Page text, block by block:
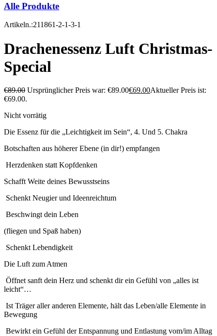
Alle Produkte
Artikeln.:211861-2-1-3-1
Drachenessenz Luft Christmas-
Special
€89.00 Ursprünglicher Preis war: €89.00€69.00Aktueller Preis ist:
€69.00.
Nicht vorrätig
Die Essenz für die „Leichtigkeit im Sein“, 4. Und 5. Chakra
Botschaften aus höherer Ebene (in dir!) empfangen
Herzdenken statt Kopfdenken
Schafft Weite deines Bewusstseins
Schenkt Neugier und Ideenreichtum
Beschwingt dein Leben
(fliegen und Spaß haben)
Schenkt Lebendigkeit
Die Luft zum Atmen
Öffnet sanft dein Herz und schenkt dir ein Gefühl von „alles ist
leicht“…
Ist Träger aller anderen Elemente, hält das Leben/alle Elemente in
Bewegung
Bewirkt ein Gefühl der Entspannung und Entlastung vom/im Alltag